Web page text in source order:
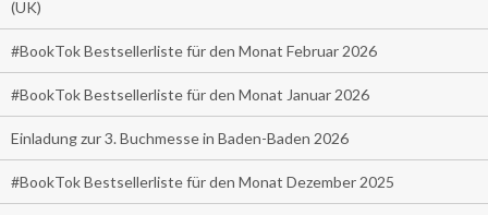
(UK)
#BookTok Bestsellerliste für den Monat Februar 2026
#BookTok Bestsellerliste für den Monat Januar 2026
Einladung zur 3. Buchmesse in Baden-Baden 2026
#BookTok Bestsellerliste für den Monat Dezember 2025